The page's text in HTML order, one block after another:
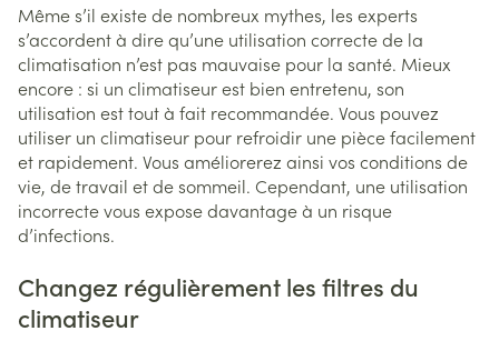
Même s’il existe de nombreux mythes, les experts
s’accordent à dire qu’une utilisation correcte de la
climatisation n’est pas mauvaise pour la santé. Mieux
encore : si un climatiseur est bien entretenu, son
utilisation est tout à fait recommandée. Vous pouvez
utiliser un climatiseur pour refroidir une pièce facilement
et rapidement. Vous améliorerez ainsi vos conditions de
vie, de travail et de sommeil. Cependant, une utilisation
incorrecte vous expose davantage à un risque
d’infections.
Changez régulièrement les filtres du
climatiseur